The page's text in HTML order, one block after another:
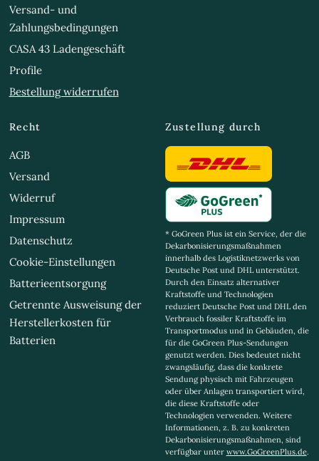
Versand- und
Zahlungsbedingungen
CASA 43 Ladengeschäft
Profile
Bestellung widerrufen
Recht
AGB
Versand
Widerruf
Impressum
Datenschutz
Cookie-Einstellungen
Batterieentsorgung
Getrennte Ausweisung der
Herstellerkosten für
Batterien
Zustellung durch
* GoGreen Plus ist ein Service, der die
Dekarbonisierungsmaßnahmen
innerhalb des Logistiknetzwerks von
Deutsche Post und DHL unterstützt.
Durch den Einsatz alternativer
Kraftstoffe und Technologien
reduziert Deutsche Post und DHL den
Verbrauch fossiler Kraftstoffe im
Transportmodus und in Gebäuden, die
für die GoGreen Plus-Sendungen
genutzt werden. Dies bedeutet nicht
zwangsläufig, dass die konkrete
Sendung physisch mit Fahrzeugen
oder über Anlagen transportiert wird,
die diese Kraftstoffe oder
Technologien verwenden. Weitere
Informationen, z. B. zu konkreten
Dekarbonisierungsmaßnahmen, sind
verfügbar unter www.GoGreenPlus.de.